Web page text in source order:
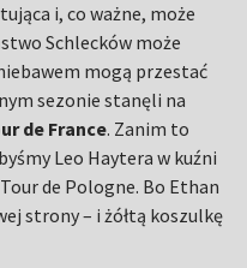
i, co ważne, może
Schlecków może
mogą przestać
sezonie stanęli na
de France. Zanim to
Leo Haytera w kuźni
de Pologne. Bo Ethan
strony – i żółtą koszulkę